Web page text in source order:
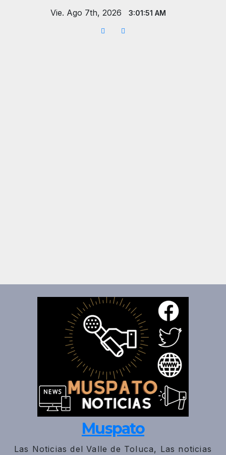
Vie. Ago 7th, 2026 3:01:53 AM
Muspato
Las Noticias del Valle de Toluca, Las noticias